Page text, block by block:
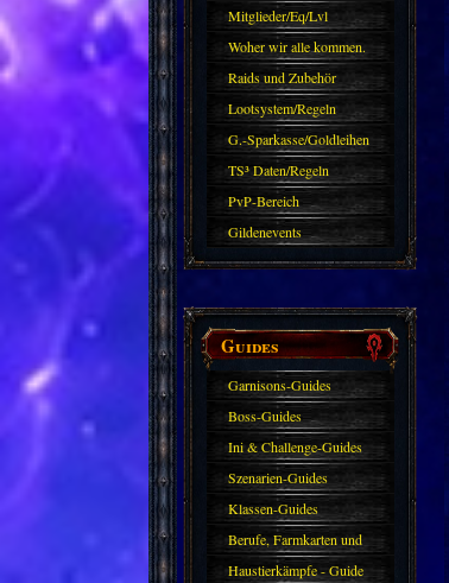
Mitglieder/Eq/Lvl
Woher wir alle kommen.
Raids und Zubehör
Lootsystem/Regeln
G.-Sparkasse/Goldleihen
TS³ Daten/Regeln
PvP-Bereich
Gildenevents
Guides
Garnisons-Guides
Boss-Guides
Ini & Challenge-Guides
Szenarien-Guides
Klassen-Guides
Berufe, Farmkarten und
Haustiere
Haustierkämpfe - Guide